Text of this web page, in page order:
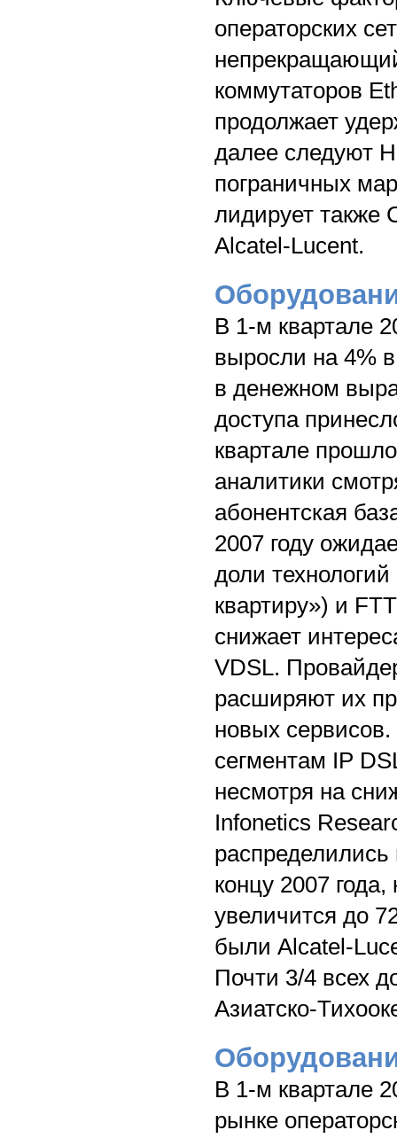
операторских
коммутаторов
продолжает
далее следуют
пограничных
лидирует также
Alcatel-Lucent.
В 1-м квартале
выросли на 4%
в денежном
доступа
квартале
аналитики
абонентская
2007 году
доли
квартиру») и
снижает
VDSL.
расширяют их
новых
сегментам IP
несмотря на
Infonetics
концу 2007
увеличится до
были Alcatel-
Почти 3/4 всех
Азиатско-
В 1-м квартале
рынке